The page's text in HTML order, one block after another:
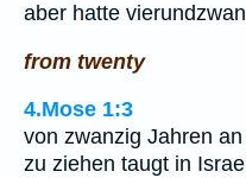
aber hatte
from twenty
4.Mose 1:3
von zwanzig Jahren
zu ziehen taugt in